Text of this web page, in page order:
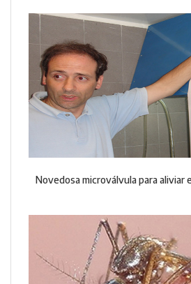
Novedosa microválvula para aliviar